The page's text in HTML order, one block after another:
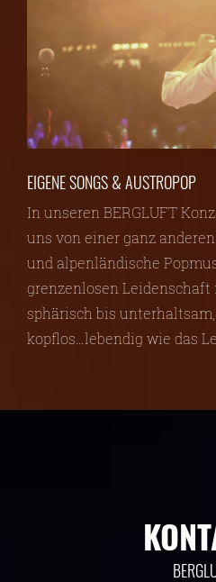
EIGENE SONGS & AUSTROPOP
In unseren BERGLUFT
uns von einer ganz
und alpenländische
grenzenlosen Leidenschaft
sphärisch bis
kopflos…lebendig wie das